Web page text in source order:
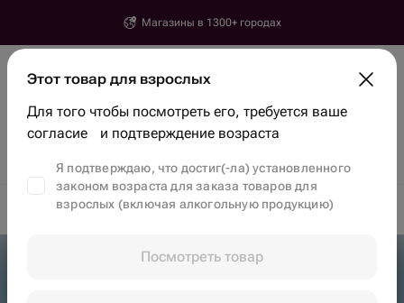
Магазины в 1300+ городах
Введите город, улицу и дом доставки
Найти товары и магазины
Тренды Цветы Бенто-торты Клубника в шоколаде
Доставка цветов в Ереване Вкусные наборы в Ереване
Этот товар для взрослых
Для того чтобы посмотреть его, требуется ваше
согласие и подтверждение возраста
Я подтверждаю, что достиг(-ла) установленного
законом возраста для заказа товаров для
взрослых (включая алкогольную продукцию)
Посмотреть товар